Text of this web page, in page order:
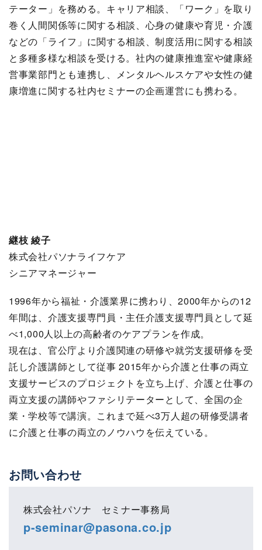
テーター」を務める。キャリア相談、「ワーク」を取り
巻く人間関係等に関する相談、心身の健康や育児・介護
などの「ライフ」に関する相談、制度活用に関する相談
と多種多様な相談を受ける。社内の健康推進室や健康経
営事業部門とも連携し、メンタルヘルスケアや女性の健
康増進に関する社内セミナーの企画運営にも携わる。
継枝 綾子
株式会社パソナライフケア
シニアマネージャー
1996年から福祉・介護業界に携わり、2000年からの12
年間は、介護支援専門員・主任介護支援専門員として延
べ1,000人以上の高齢者のケアプランを作成。
現在は、官公庁より介護関連の研修や就労支援研修を受
託し介護講師として従事 2015年から介護と仕事の両立
支援サービスのプロジェクトを立ち上げ、介護と仕事の
両立支援の講師やファシリテーターとして、全国の企
業・学校等で講演。これまで延べ3万人超の研修受講者
に介護と仕事の両立のノウハウを伝えている。
お問い合わせ
株式会社パソナ セミナー事務局
p-seminar@pasona.co.jp